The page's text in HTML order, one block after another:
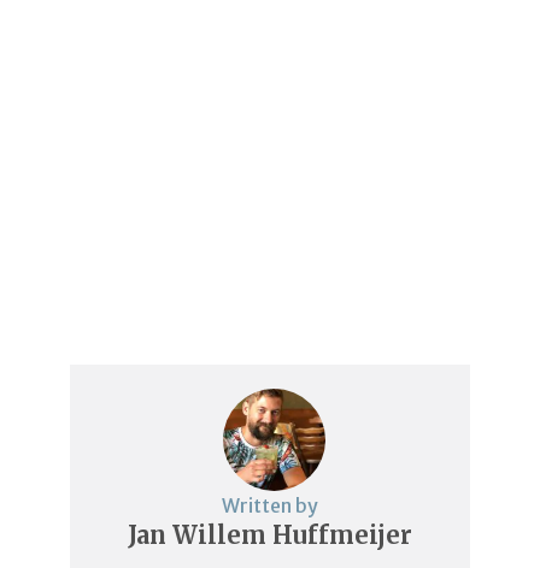
Written by
Jan Willem Huffmeijer